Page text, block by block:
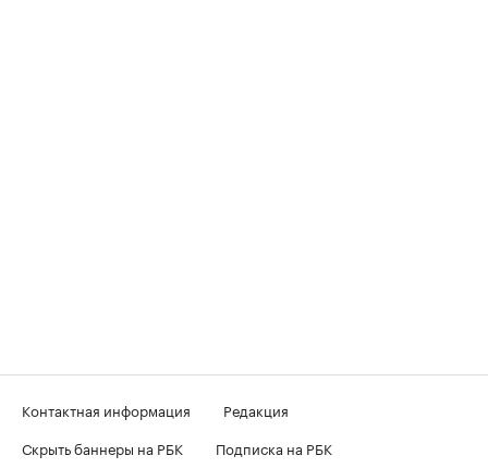
Контактная информация
Редакция
Скрыть баннеры на РБК
Подписка на РБК